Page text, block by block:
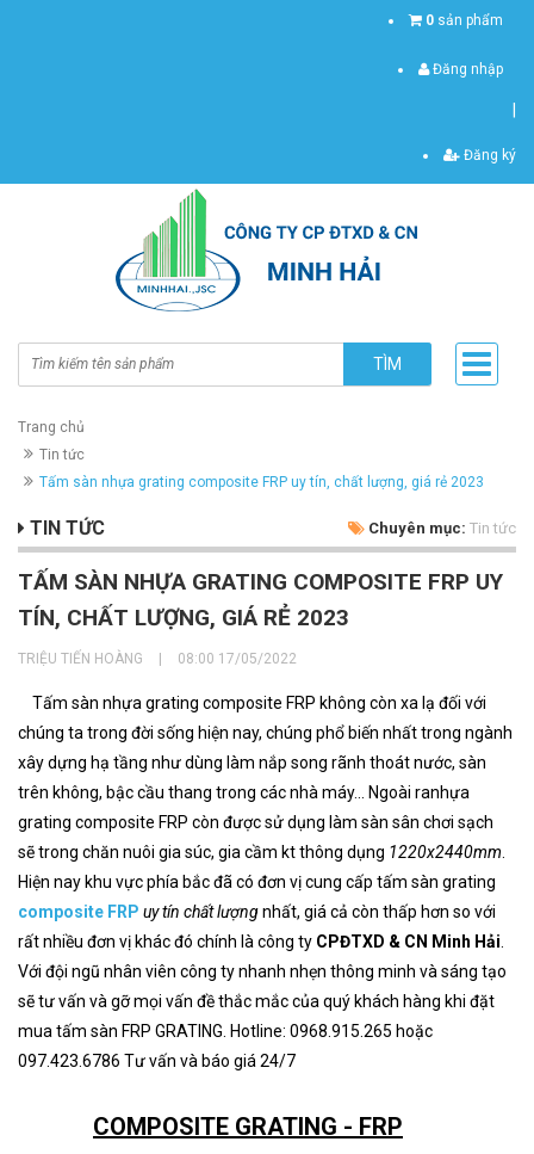
0 sản phẩm
Đăng nhập
Đăng ký
TÌM
Trang chủ
Tin tức
Tấm sàn nhựa grating composite FRP uy tín, chất lượng, giá rẻ 2023
TIN TỨC Chuyên mục: Tin tức
TẤM SÀN NHỰA GRATING COMPOSITE FRP UY
TÍN, CHẤT LƯỢNG, GIÁ RẺ 2023
TRIỆU TIẾN HOÀNG 08:00 17/05/2022
Tấm sàn nhựa grating composite FRP không còn xa lạ đối với
chúng ta trong đời sống hiện nay, chúng phổ biến nhất trong ngành
xây dựng hạ tầng như dùng làm nắp song rãnh thoát nước, sàn
trên không, bậc cầu thang trong các nhà máy... Ngoài ranhựa
grating composite FRP còn được sử dụng làm sàn sân chơi sạch
sẽ trong chăn nuôi gia súc, gia cầm kt thông dụng 1220x2440mm
Hiện nay khu vực phía bắc đã có đơn vị cung cấp tấm sàn grating
composite FRP uy tín chất lượngnhất, giá cả còn thấp hơn so với
rất nhiều đơn vị khác đó chính là công ty CPĐTXD & CN Minh Hải
Với đội ngũ nhân viên công ty nhanh nhẹn thông minh và sáng tạo
sẽ tư vấn và gỡ mọi vấn đề thắc mắc của quý khách hàng khi đặt
mua tấm sàn FRP GRATING. Hotline: 0968.915.265 hoặc
097.423.6786 Tư vấn và báo giá 24/7
COMPOSITE GRATING - FRP